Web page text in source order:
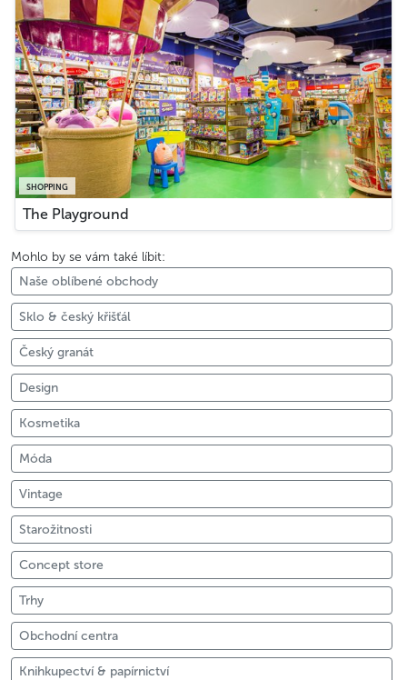
SHOPPING
The Playground
Mohlo by se vám také líbit:
Naše oblíbené obchody
Sklo & český křišťál
Český granát
Design
Kosmetika
Móda
Vintage
Starožitnosti
Concept store
Trhy
Obchodní centra
Knihkupectví & papírnictví